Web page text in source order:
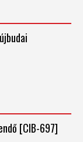
[CIB-697]